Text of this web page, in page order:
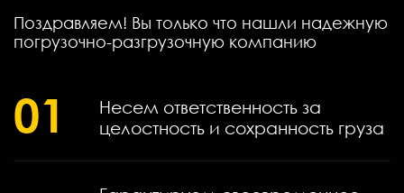
Поздравляем! Вы только что нашли надежную
погрузочно-разгрузочную компанию
01
Несем ответственность за
целостность и сохранность груза